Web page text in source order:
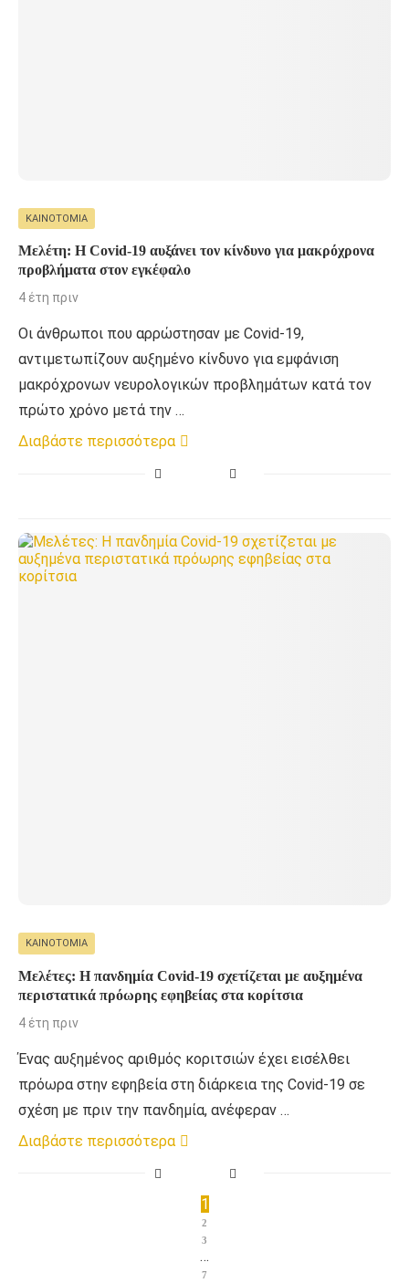
ΚΑΙΝΟΤΟΜΊΑ
Μελέτη: Η Covid-19 αυξάνει τον κίνδυνο για μακρόχρονα
προβλήματα στον εγκέφαλο
4 έτη πριν
Οι άνθρωποι που αρρώστησαν με Covid-19,
αντιμετωπίζουν αυξημένο κίνδυνο για εμφάνιση
μακρόχρονων νευρολογικών προβλημάτων κατά τον
πρώτο χρόνο μετά την …
Διαβάστε περισσότερα
ΚΑΙΝΟΤΟΜΊΑ
Mελέτες: Η πανδημία Covid-19 σχετίζεται με αυξημένα
περιστατικά πρόωρης εφηβείας στα κορίτσια
4 έτη πριν
Ένας αυξημένος αριθμός κοριτσιών έχει εισέλθει
πρόωρα στην εφηβεία στη διάρκεια της Covid-19 σε
σχέση με πριν την πανδημία, ανέφεραν …
Διαβάστε περισσότερα
1
2
3
…
7